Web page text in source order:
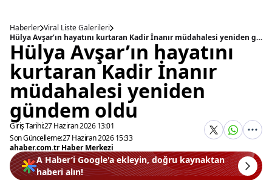
Haberler Viral Liste Galerileri
Hülya Avşar’ın hayatını kurtaran Kadir İnanır müdahalesi yeniden gündem oldu
Hülya Avşar’ın hayatını
kurtaran Kadir İnanır
müdahalesi yeniden
gündem oldu
Giriş Tarihi:27 Haziran 2026 13:01
Son Güncelleme:27 Haziran 2026 15:33
ahaber.com.tr Haber Merkezi
A Haber’i Google'a ekleyin, doğru kaynaktan
haberi alın!